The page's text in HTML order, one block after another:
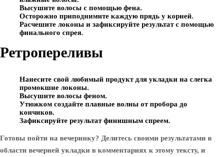
Высушите волосы с помощью фена.
Осторожно приподнимите каждую прядь у корней.
Расчешите локоны и зафиксируйте результат с помощью
финального спрея.
Ретропереливы
Нанесите свой любимый продукт для укладки на слегка
промокшие локоны.
Высушите волосы феном.
Утюжком создайте плавные волны от пробора до
кончиков.
Зафиксируйте результат финишным спреем.
Готовы пойти на вечеринку? Делитесь своими результатами в
области вечерней укладки в комментариях к этому тексту, и